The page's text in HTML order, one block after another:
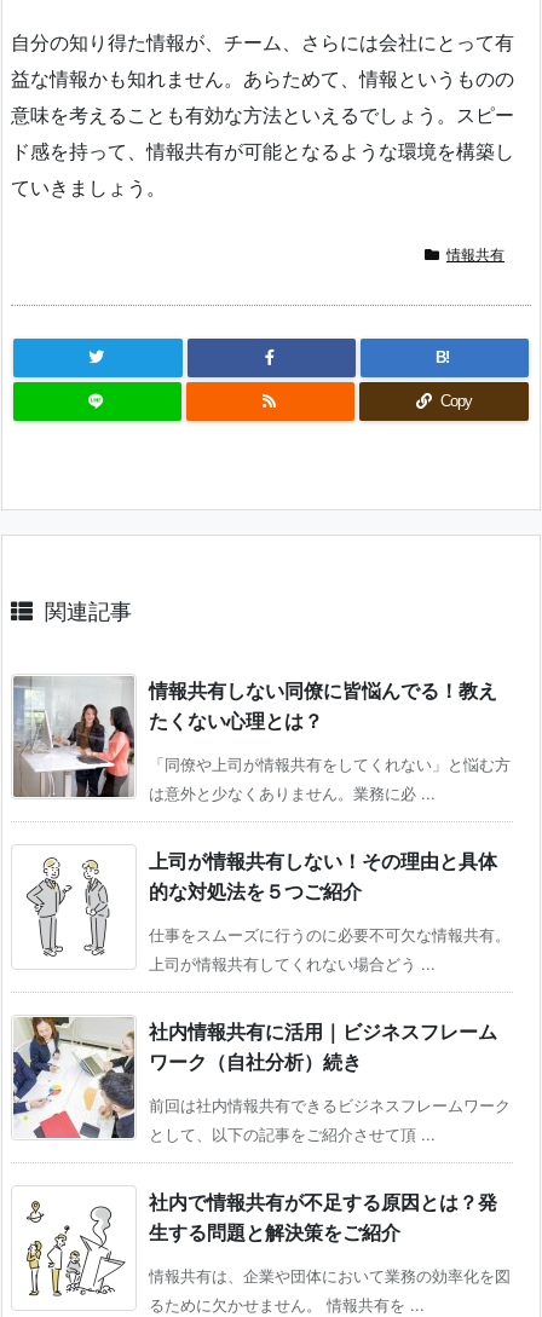
自分の知り得た情報が、チーム、さらには会社にとって有
益な情報かも知れません。あらためて、情報というものの
意味を考えることも有効な方法といえるでしょう。スピー
ド感を持って、情報共有が可能となるような環境を構築し
ていきましょう。
情報共有
B!
Copy
関連記事
情報共有しない同僚に皆悩んでる！教え
たくない心理とは？
「同僚や上司が情報共有をしてくれない」と悩む方
は意外と少なくありません。業務に必 ...
上司が情報共有しない！その理由と具体
的な対処法を５つご紹介
仕事をスムーズに行うのに必要不可欠な情報共有。
上司が情報共有してくれない場合どう ...
社内情報共有に活用｜ビジネスフレーム
ワーク（自社分析）続き
前回は社内情報共有できるビジネスフレームワーク
として、以下の記事をご紹介させて頂 ...
社内で情報共有が不足する原因とは？発
生する問題と解決策をご紹介
情報共有は、企業や団体において業務の効率化を図
るために欠かせません。 情報共有を ...